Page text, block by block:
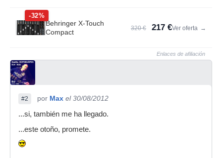
-32%
Behringer X-Touch
Compact
320 € 217 €Ver oferta →
Enlaces de afiliación
#2 por Max el 30/08/2012
...si, también me ha llegado.
...este otoño, promete.